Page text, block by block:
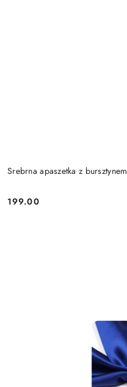
Srebrna apaszetka z
Cena:
199.00